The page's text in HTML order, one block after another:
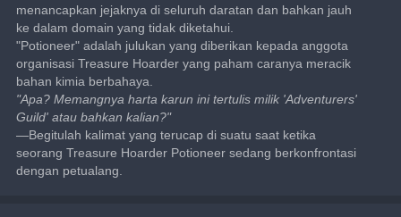
menancapkan jejaknya di seluruh daratan dan bahkan jauh
ke dalam domain yang tidak diketahui.
"Potioneer" adalah julukan yang diberikan kepada anggota
organisasi Treasure Hoarder yang paham caranya meracik
bahan kimia berbahaya.
"Apa? Memangnya harta karun ini tertulis milik 'Adventurers'
Guild' atau bahkan kalian?"
—Begitulah kalimat yang terucap di suatu saat ketika
seorang Treasure Hoarder Potioneer sedang berkonfrontasi
dengan petualang.